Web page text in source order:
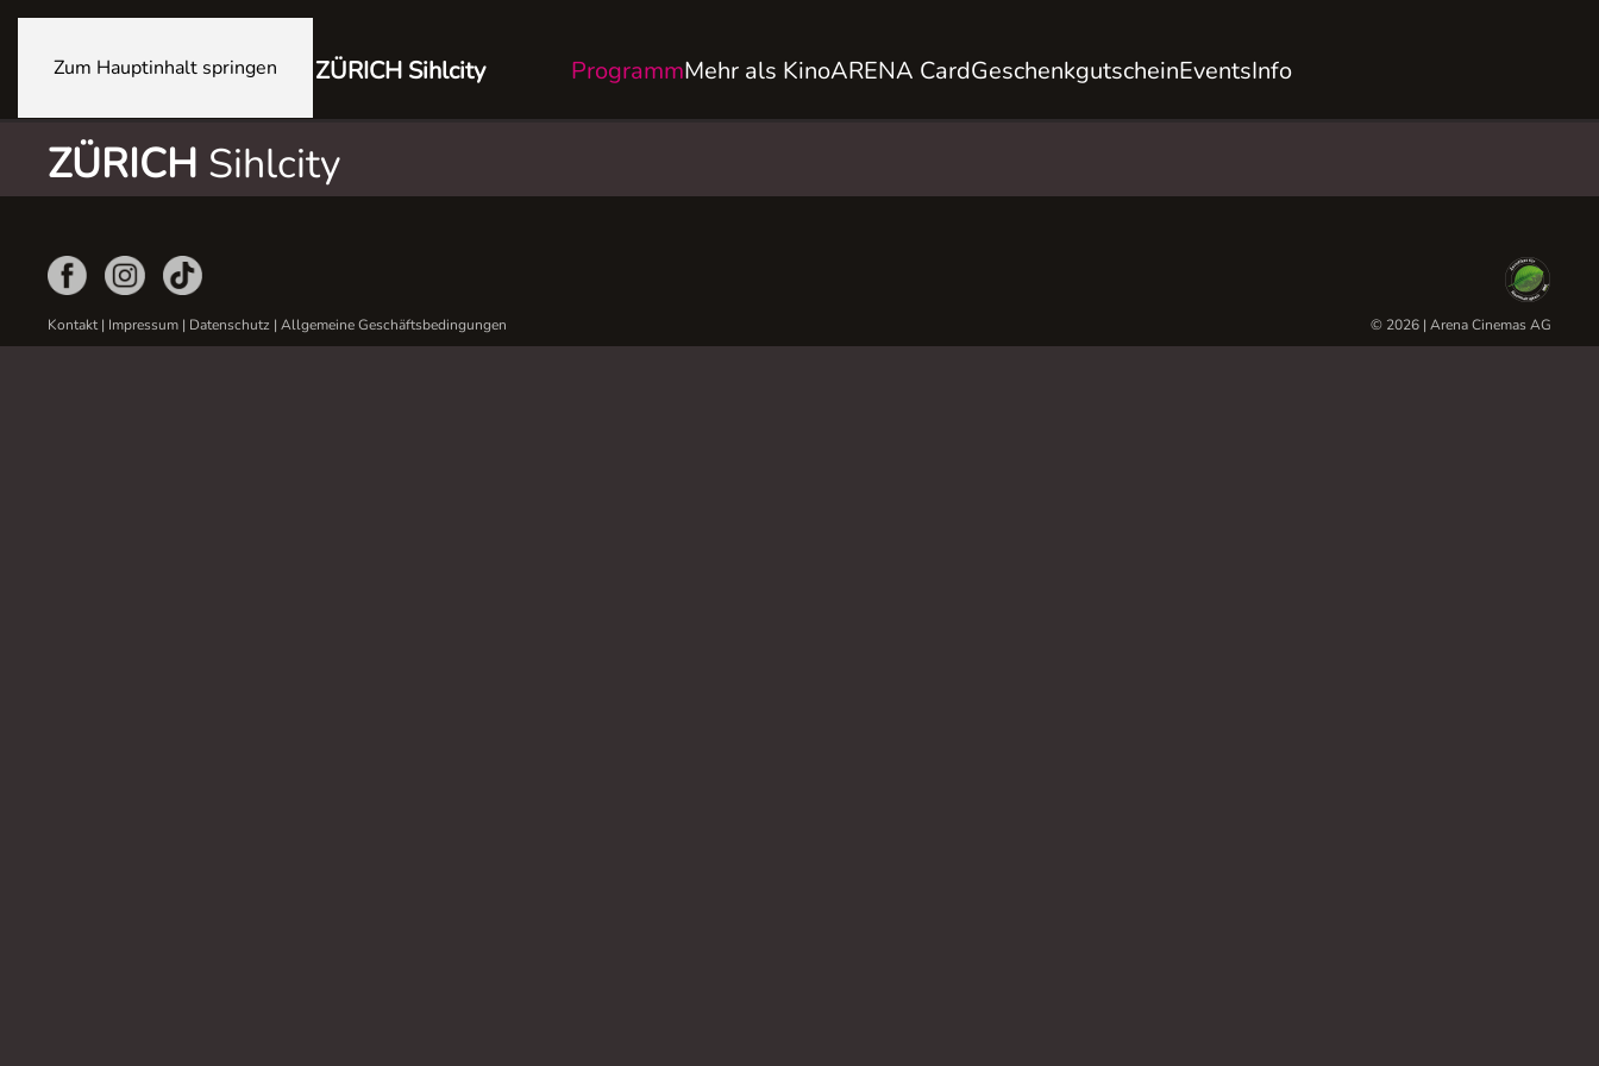
Zum Hauptinhalt springen ZÜRICH Sihlcity ProgrammMehr als KinoARENA CardGeschenkgutscheinEventsInfo
ZÜRICH Sihlcity
Kontakt| Impressum | Datenschutz | Allgemeine Geschäftsbedingungen © 2026 | Arena Cinemas AG